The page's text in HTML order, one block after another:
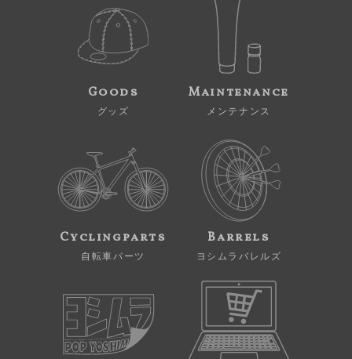
Goods
グッズ
Maintenance
メンテナンス
Cyclingparts
自転車パーツ
Barrels
ヨシムラバレルズ